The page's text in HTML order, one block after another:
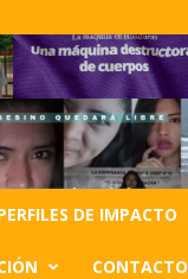
DE IMPACTO
CONTACTO